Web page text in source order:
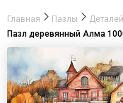
Главная Пазлы Деталей
Пазл деревянный Алма